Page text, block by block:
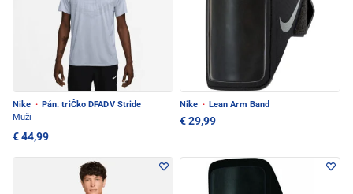
Nike · Pán. triČko DFADV Stride
Muži
€ 44,99
Nike · Lean Arm Band
€ 29,99